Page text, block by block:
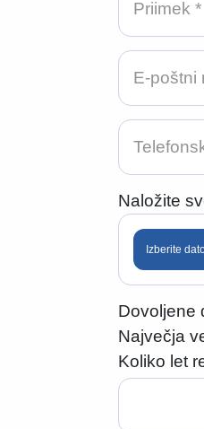
Naložite
Izberite
Dovoljene
Največja
Koliko let